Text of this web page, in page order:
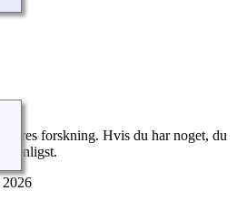
vores forskning. Hvis du har noget, du
venligst.
2026